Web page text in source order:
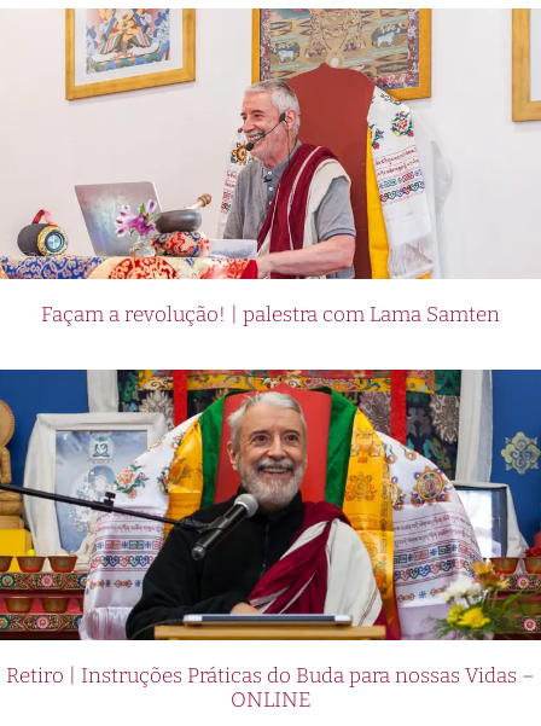
Façam a revolução! | palestra com Lama Samten
Retiro | Instruções Práticas do Buda para nossas Vidas –
ONLINE